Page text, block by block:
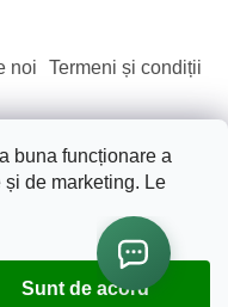
buna funcționare a
de marketing. Le
Sunt de acord
noi Termeni și condiții
Frumusete. Natura..
setările cookie-urilor